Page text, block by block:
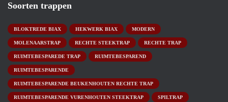
Soorten trappen
BLOKTREDE BIAX HEKWERK BIAX MODERN
MOLENAARSTRAP RECHTE STEEKTRAP RECHTE TRAP
RUIMTEBESPAREDE TRAP RUIMTEBESPAREND
RUIMTEBESPARENDE
RUIMTEBESPARENDE BEUKENHOUTEN RECHTE TRAP
RUIMTEBESPARENDE VURENHOUTEN STEEKTRAP SPILTRAP